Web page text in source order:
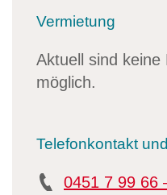
Vermietung
Aktuell sind keine
möglich.
Telefonkontakt
0451 7 99 66